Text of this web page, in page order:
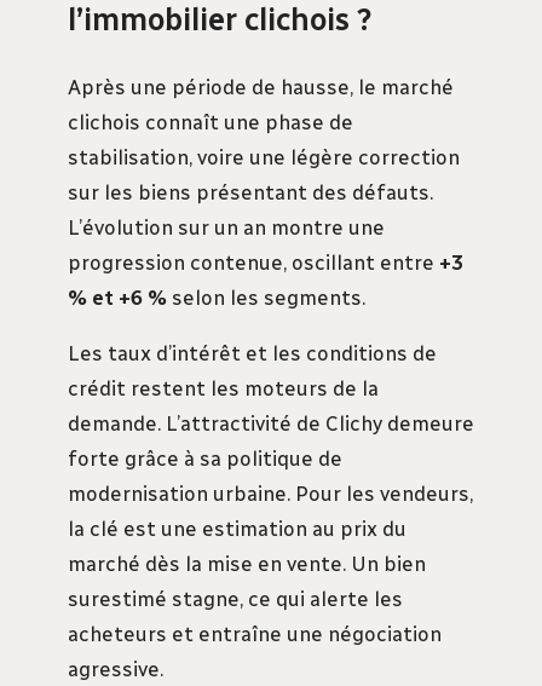
l’immobilier clichois ?
Après une période de hausse, le marché
clichois connaît une phase de
stabilisation, voire une légère correction
sur les biens présentant des défauts.
L’évolution sur un an montre une
progression contenue, oscillant entre +3
% et +6 % selon les segments.
Les taux d’intérêt et les conditions de
crédit restent les moteurs de la
demande. L’attractivité de Clichy demeure
forte grâce à sa politique de
modernisation urbaine. Pour les vendeurs,
la clé est une estimation au prix du
marché dès la mise en vente. Un bien
surestimé stagne, ce qui alerte les
acheteurs et entraîne une négociation
agressive.